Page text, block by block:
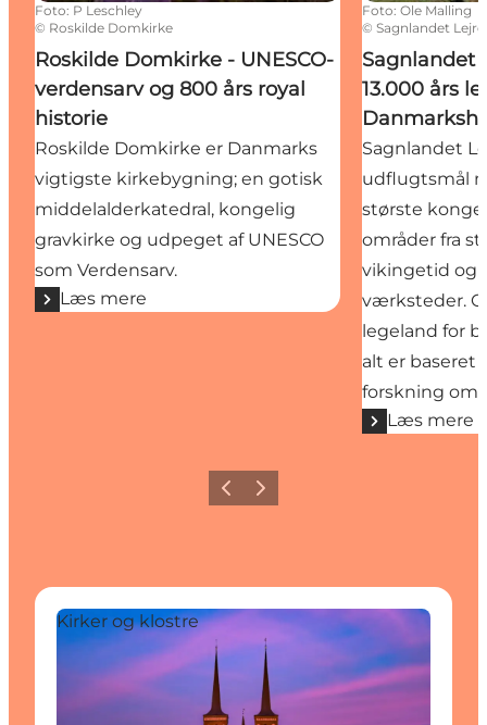
Foto: P Leschley
© Roskilde Domkirke
Roskilde Domkirke - UNESCO-
verdensarv og 800 års royal
historie
Roskilde Domkirke er Danmarks
vigtigste kirkebygning; en gotisk
middelalderkatedral, kongelig
gravkirke og udpeget af UNESCO
som Verdensarv.
Læs mere
Foto: Ole Malling
©Sagnlandet Lejre
Sagnlandet
13.000 års
Sagnlandet
udflugtsmål
største
områder fra
vikingetid og
værksteder.
legeland for
alt er baseret
forskning om
Læs mere
Forrige billede
Næste billede
Kirker og klostre